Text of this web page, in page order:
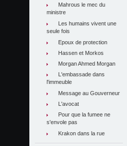
Mahrous le mec du
ministre
Les humains vivent une
seule fois
Epoux de protection
Hassen et Morkos
Morgan Ahmed Morgan
L'embassade dans
l'immeuble
Message au Gouverneur
L'avocat
Pour que la fumee ne
s'envole pas
Krakon dans la rue